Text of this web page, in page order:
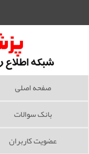
صفحه اصلی
بانک سوالات
عضویت کاربران